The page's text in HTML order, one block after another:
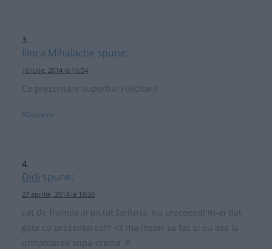
Ilinca Mihalache spune:
10 iulie, 2014 la 16:54
Ce prezentare superba! Felicitari!
Răspunde
Didi spune:
27 aprilie, 2014 la 18:30
cat de frumos ai pictat farfuria, nu creeeeed! m-ai dat
gata cu prezentarea!!! <3 ma inspir sa fac si eu asa la
urmatoarea supa-crema :P